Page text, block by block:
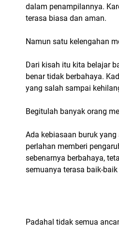
dalam penampilannya.
terasa biasa dan aman.
Namun satu kelengahan
Dari kisah itu kita belajar
benar tidak berbahaya.
yang salah sampai
Begitulah banyak orang
Ada kebiasaan buruk
perlahan memberi
sebenarnya berbahaya,
semuanya terasa baik-baik
Padahal tidak semua